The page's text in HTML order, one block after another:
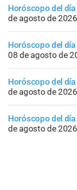
Horóscopo del día
de agosto de 2026
Horóscopo del día
08 de agosto de
Horóscopo del día
de agosto de 2026
Horóscopo del día
de agosto de 2026